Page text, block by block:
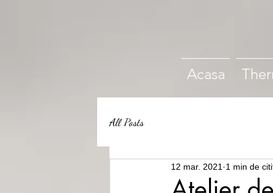
Acasa
All Posts
12 mar. 2021 1 min de